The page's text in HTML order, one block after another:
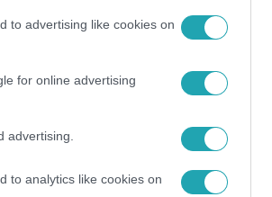
to advertising like cookies on
for online advertising
advertising.
to analytics like cookies on